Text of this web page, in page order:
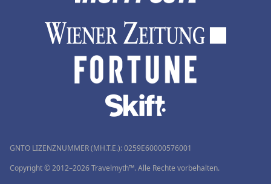
GNTO LIZENZNUMMER (MH.T.E.): 0259Ε60000576001
Copyright © 2012–2026 Travelmyth™. Alle Rechte vorbehalten.